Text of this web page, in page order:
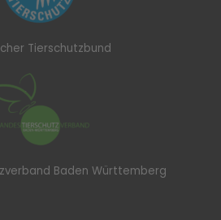
Tierschutzbund
Baden Württemberg